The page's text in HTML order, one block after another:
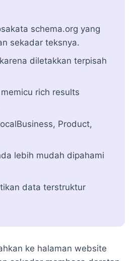
schema.org yang
sekadar teksnya.
diletakkan terpisah
rich results
Product,
lebih mudah dipahami
data terstruktur
ke halaman website